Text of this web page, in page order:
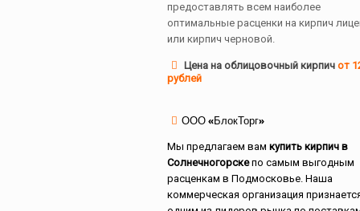
предоставлять всем наиболее
оптимальные расценки на кирпич
или кирпич черновой.
Цена на облицовочный кирпичот
рублей
ООО «БлокТорг»
Мы предлагаем вам купить кирпич в
Солнечногорскепо самым выгодным
расценкам в Подмосковье. Наша
коммерческая организация